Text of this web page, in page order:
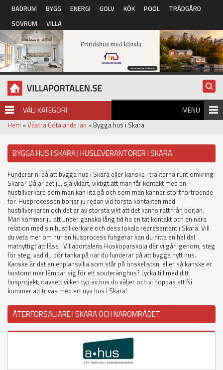
Hoppa till huvudinnehåll
BADRUM BYGG ENERGI GOLV KÖK POOL
TRÄDGÅRD
SOVRUM
VILLA
VÄLJ KATEGORI MENU
Hem »Västra Götalands län » Bygga hus i Skara
BYGGA HUS I SKARA | HUSLEVERANTÖRER I SKARA
Funderar ni på att bygga hus i Skara eller kanske i trakterna runt omkring
Skara? Då är det ju, självklart, viktigt att man får kontakt med en
hustillverkare som man kan lita på och som man känner stort förtroende
för. Husprocessen börjar ju redan vid första kontakten med
hustillverkaren och det är av största vikt att det känns rätt från början.
Man kommer ju att under ganska lång tid ha en tät kontakt och en nära
relation med sin hustillverkare och dess lokala representant i Skara. Vill
du veta mer om hur en husprocess fungerar kan du hitta en hel del
matnyttigt att läsa i Villaportalens Husköparskola där vi går igenom, steg
för steg, vad du bör tänka på när du funderar på att bygga nytt hus.
Kanske är det en enplansvilla som står på önskelistan, eller så kanske er
hustomt mer lämpar sig för ett souteränghus? Lycka till med ditt
husprojekt, oavsett vilken typ av hus du väljer och vi hoppas att Ni
kommer att trivas med ert nya hus i Skara!
ÅTERFÖRSÄLJARE I SKARA OCH NÄROMRÅDET